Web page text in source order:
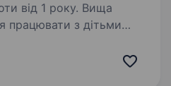
від 1 року. Вища